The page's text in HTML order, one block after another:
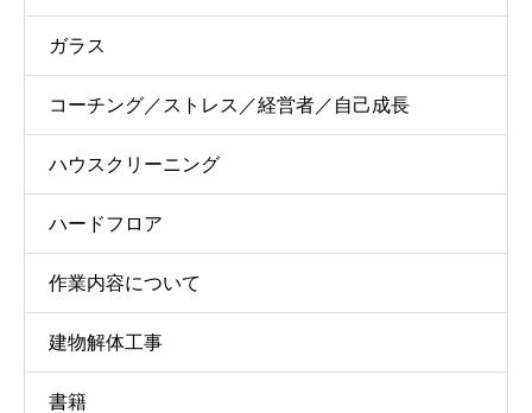
ガラス
コーチング／ストレス／経営者／自己成長
ハウスクリーニング
ハードフロア
作業内容について
建物解体工事
書籍